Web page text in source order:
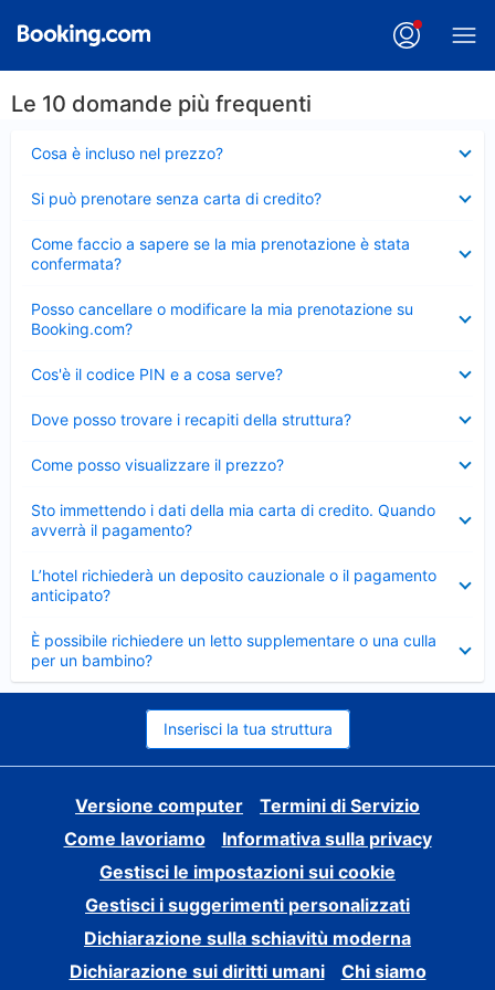
Le 10 domande più frequenti
Cosa è incluso nel prezzo?
chiuso
Si può prenotare senza carta di credito?
chiuso
Come faccio a sapere se la mia prenotazione è stata
confermata?
chiuso
Posso cancellare o modificare la mia prenotazione su
Booking.com?
chiuso
Cos'è il codice PIN e a cosa serve?
chiuso
Dove posso trovare i recapiti della struttura?
chiuso
Come posso visualizzare il prezzo?
chiuso
Sto immettendo i dati della mia carta di credito. Quando
avverrà il pagamento?
chiuso
L’hotel richiederà un deposito cauzionale o il pagamento
anticipato?
chiuso
È possibile richiedere un letto supplementare o una culla
per un bambino?
Elemento
chiuso
Inserisci la tua struttura
Versione computer
Termini di Servizio
Come lavoriamo
Informativa sulla privacy
Gestisci le impostazioni sui cookie
Gestisci i suggerimenti personalizzati
Dichiarazione sulla schiavitù moderna
Dichiarazione sui diritti umani
Chi siamo